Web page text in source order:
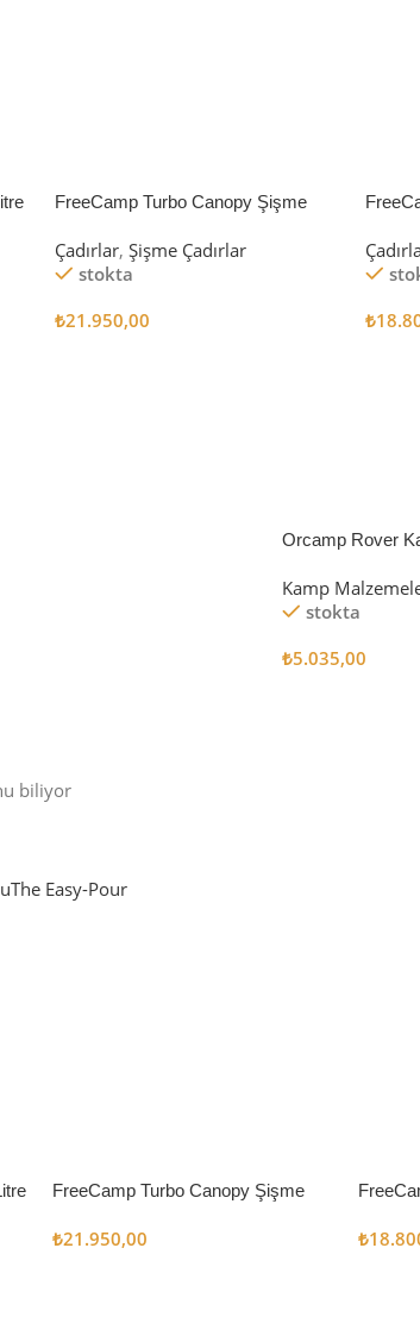
FreeCamp Turbo Canopy Şişme
Çadırlar, Şişme Çadırlar
stokta
₺21.950,00
₺
biliyor
The Easy-Pour
Orcamp Rover
Kamp
stokta
₺5.035,00
FreeCamp Turbo Canopy Şişme
₺21.950,00 ₺